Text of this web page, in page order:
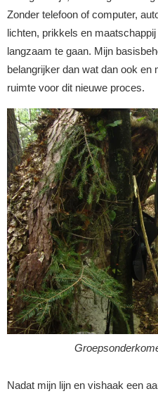
Zonder telefoon of computer,
lichten, prikkels en
langzaam te gaan. Mijn
belangrijker dan wat dan ook en
ruimte voor dit nieuwe proces.
Nadat mijn lijn en vishaak een